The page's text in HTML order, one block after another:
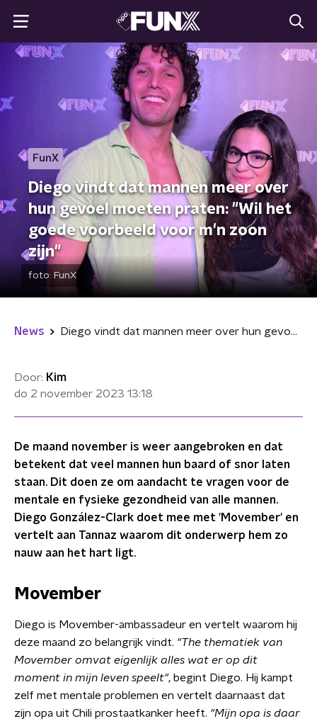
FunX
Diego vindt dat mannen meer over
hun gevoel moeten praten: "Wil het
goede voorbeeld voor m'n zoon
zijn"
foto: FunX
News Diego vindt dat mannen meer over hun gevoel moeten praten: "Wil het goede voorbeeld voor m'n zoon zijn"
Door: Kim
do 2 november 2023 13:18
De maand november is weer aangebroken en dat
betekent dat veel mannen hun baard of snor laten
staan. Dit doen ze om aandacht te vragen voor de
mentale en fysieke gezondheid van alle mannen.
Diego González-Clark doet mee met 'Movember' en
vertelt aan Tannaz waarom dit onderwerp hem zo
nauw aan het hart ligt.
Movember
Diego is Movember-ambassadeur en vertelt waarom hij
deze maand zo belangrijk vindt. "The thematiek van
Movember omvat eigenlijk alles wat er op dit
moment in mijn leven speelt", begint Diego. Hij kampt
zelf met mentale problemen en vertelt daarnaast dat
zijn opa uit Chili prostaatkanker heeft. "Mijn opa is daar